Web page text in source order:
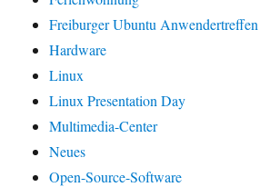
Freiburger Ubuntu Anwendertreffen
Hardware
Linux
Linux Presentation Day
Multimedia-Center
Neues
Open-Source-Software